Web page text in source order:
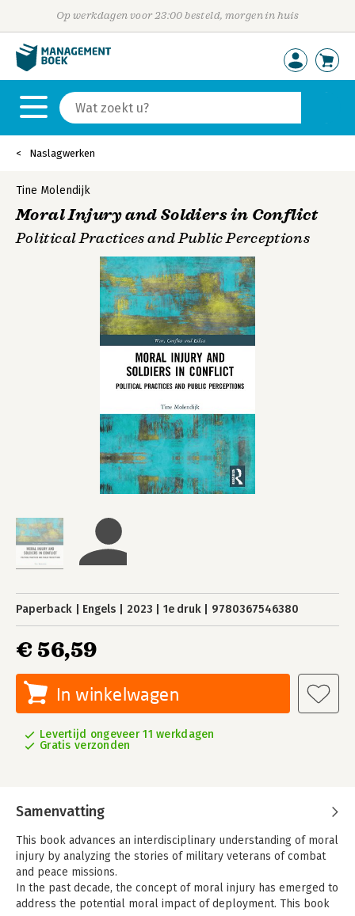
Op werkdagen voor 23:00 besteld, morgen in huis
Naslagwerken
Tine Molendijk
Moral Injury and Soldiers in Conflict
Political Practices and Public Perceptions
Paperback Engels 2023 1e druk 9780367546380
€ 56,59
In winkelwagen
Levertijd ongeveer 11 werkdagen
Gratis verzonden
Samenvatting
This book advances an interdisciplinary understanding of moral
injury by analyzing the stories of military veterans of combat
and peace missions.
In the past decade, the concept of moral injury has emerged to
address the potential moral impact of deployment. This book